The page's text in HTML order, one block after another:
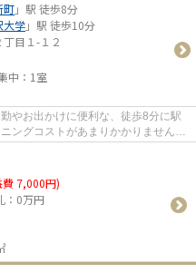
町」駅 徒歩8分
大学」駅 徒歩10分
丁目１-１２
中： 1室
やお出かけに便利な、徒歩8分に駅
ングコストがあまりかかりません。
7,000円)
：0万円